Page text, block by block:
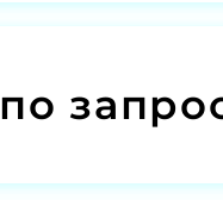
по